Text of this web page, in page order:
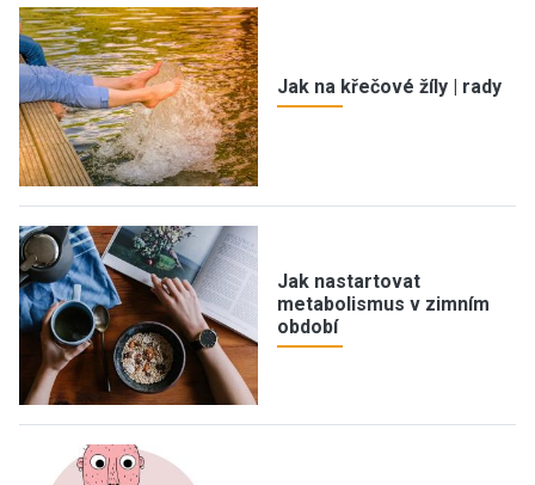
Jak na křečové žíly | rady
Jak nastartovat
metabolismus v zimním
období